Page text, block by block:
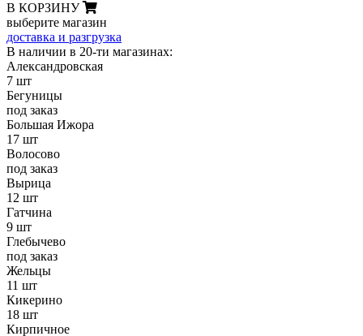
В КОРЗИНУ
выберите магазин
доставка и разгрузка
В наличии в 20-ти магазинах:
Александровская
7 шт
Бегуницы
под заказ
Большая Ижора
17 шт
Волосово
под заказ
Вырица
12 шт
Гатчина
9 шт
Глебычево
под заказ
Жельцы
11 шт
Кикерино
18 шт
Кирпичное